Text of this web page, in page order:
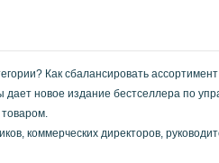
Как сбалансировать
новое издание бестселлера по
товаром.
коммерческих директоров,